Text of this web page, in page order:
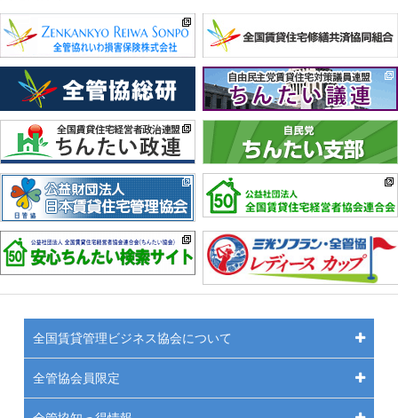
全国賃貸管理ビジネス協会について
全管協会員限定